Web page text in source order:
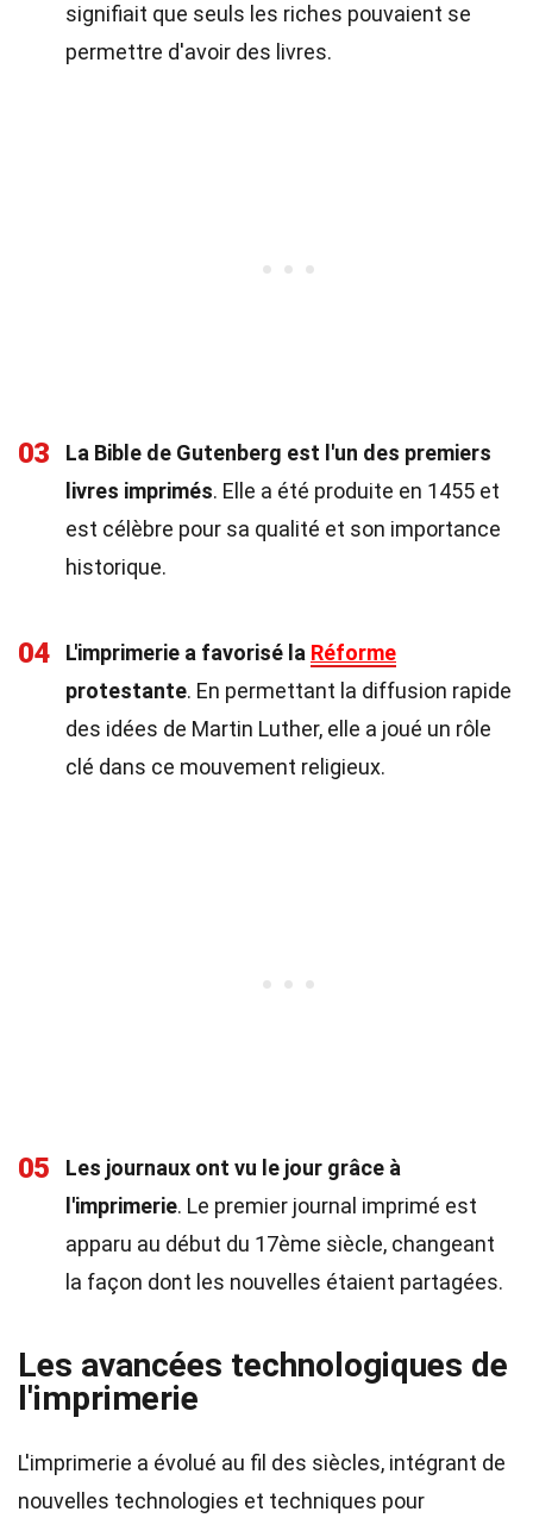
signifiait que seuls les riches pouvaient se
permettre d'avoir des livres.
03
La Bible de Gutenberg est l'un des premiers
livres imprimés. Elle a été produite en 1455 et
est célèbre pour sa qualité et son importance
historique.
04 L'imprimerie a favorisé la Réforme
protestante. En permettant la diffusion rapide
des idées de Martin Luther, elle a joué un rôle
clé dans ce mouvement religieux.
05
Les journaux ont vu le jour grâce à
l'imprimerie. Le premier journal imprimé est
apparu au début du 17ème siècle, changeant
la façon dont les nouvelles étaient partagées.
Les avancées technologiques de
l'imprimerie
L'imprimerie a évolué au fil des siècles, intégrant de
nouvelles technologies et techniques pour